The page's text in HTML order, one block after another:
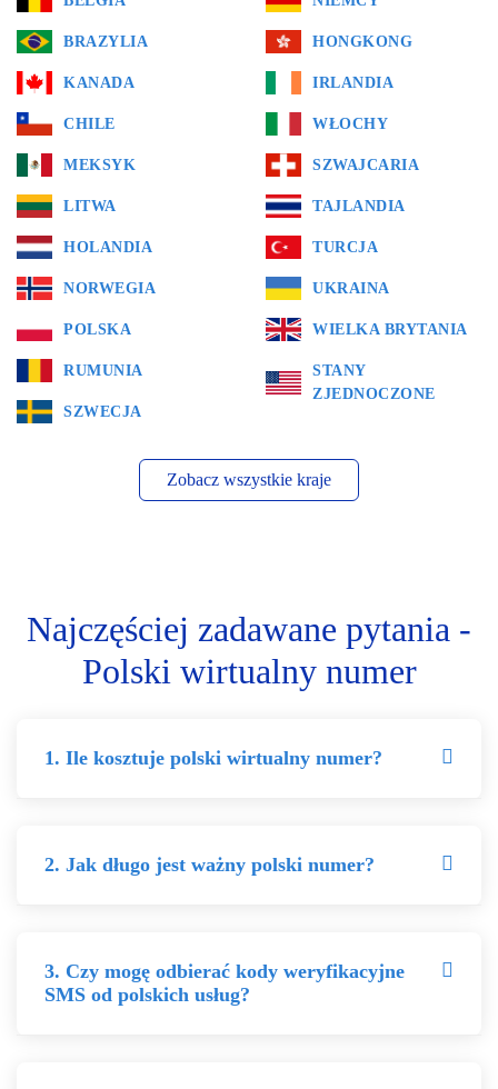
BRAZYLIA
KANADA
CHILE
HONGKONG
IRLANDIA
WŁOCHY
MEKSYK
LITWA
HOLANDIA
NORWEGIA
POLSKA
RUMUNIA
SZWECJA
SZWAJCARIA
TAJLANDIA
TURCJA
UKRAINA
WIELKA BRYTANIA
STANY
ZJEDNOCZONE
Zobacz wszystkie kraje
Najczęściej zadawane pytania -
Polski wirtualny numer
1. Ile kosztuje polski wirtualny numer?
2. Jak długo jest ważny polski numer?
3. Czy mogę odbierać kody weryfikacyjne
SMS od polskich usług?